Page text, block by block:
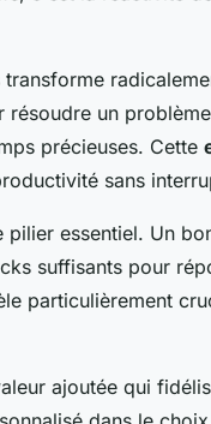
un
précieuses. Cette
sans
essentiel. Un
suffisants pour
particulièrement
ajoutée qui